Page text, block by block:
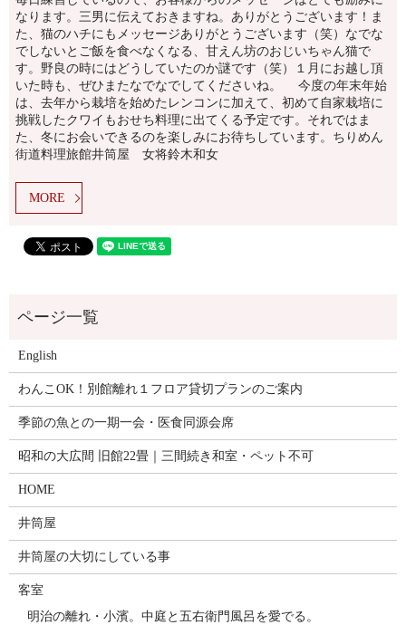
なります。三男に伝えておきますね。ありがとうございます！ま
た、猫のハチにもメッセージありがとうございます（笑）なでな
でしないとご飯を食べなくなる、甘えん坊のおじいちゃん猫で
す。野良の時にはどうしていたのか謎です（笑）１月にお越し頂
いた時も、ぜひまたなでなでしてくださいね。 今度の年末年始
は、去年から栽培を始めたレンコンに加えて、初めて自家栽培に
挑戦したクワイもおせち料理に出てくる予定です。それではま
た、冬にお会いできるのを楽しみにお待ちしています。ちりめん
街道料理旅館井筒屋 女将鈴木和女
MORE
English
わんこOK！別館離れ１フロア貸切プランのご案内
季節の魚との一期一会・医食同源会席
昭和の大広間 旧館22畳｜三間続き和室・ペット不可
HOME
井筒屋
井筒屋の大切にしている事
客室
明治の離れ・小濱。中庭と五右衛門風呂を愛でる。